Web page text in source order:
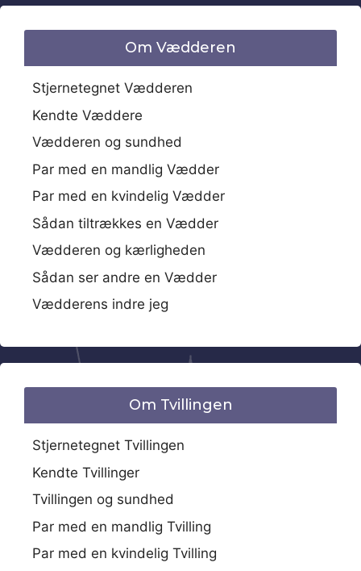
Om Vædderen
Stjernetegnet Vædderen
Kendte Væddere
Vædderen og sundhed
Par med en mandlig Vædder
Par med en kvindelig Vædder
Sådan tiltrækkes en Vædder
Vædderen og kærligheden
Sådan ser andre en Vædder
Vædderens indre jeg
Om Tvillingen
Stjernetegnet Tvillingen
Kendte Tvillinger
Tvillingen og sundhed
Par med en mandlig Tvilling
Par med en kvindelig Tvilling